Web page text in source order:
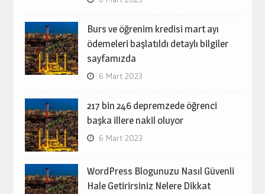
Burs ve öğrenim kredisi mart ayı
ödemeleri başlatıldı detaylı bilgiler
sayfamızda
6 Mart 2023
217 bin 246 depremzede öğrenci
başka illere nakil oluyor
6 Mart 2023
WordPress Blogunuzu Nasıl Güvenli
Hale Getirirsiniz Nelere Dikkat